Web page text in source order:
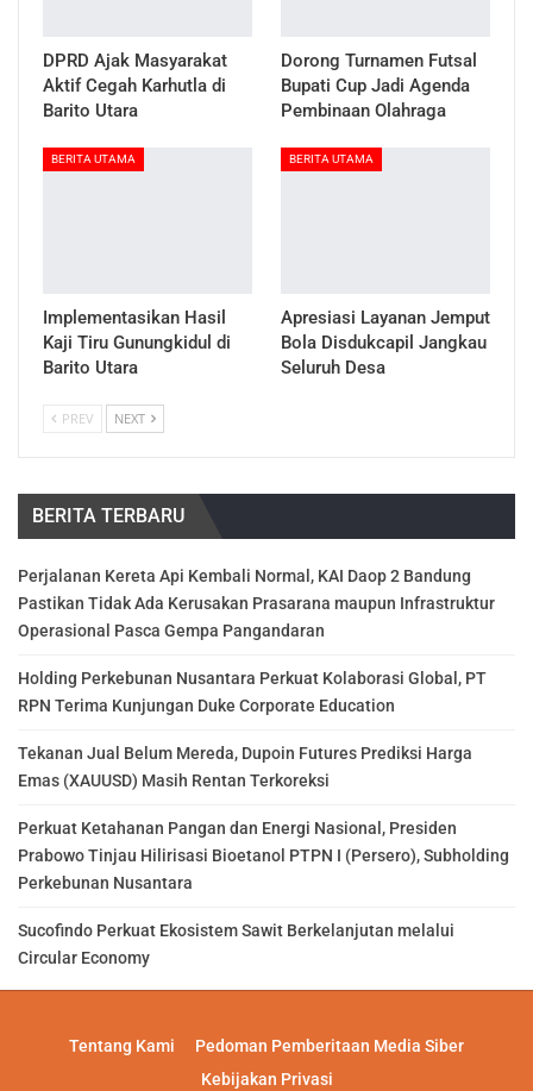
DPRD Ajak Masyarakat
Aktif Cegah Karhutla di
Barito Utara
Dorong Turnamen Futsal
Bupati Cup Jadi Agenda
Pembinaan Olahraga
BERITA UTAMA
Implementasikan Hasil
Kaji Tiru Gunungkidul di
Barito Utara
BERITA UTAMA
Apresiasi Layanan Jemput
Bola Disdukcapil Jangkau
Seluruh Desa
PREV NEXT
BERITA TERBARU
Perjalanan Kereta Api Kembali Normal, KAI Daop 2 Bandung
Pastikan Tidak Ada Kerusakan Prasarana maupun Infrastruktur
Operasional Pasca Gempa Pangandaran
Holding Perkebunan Nusantara Perkuat Kolaborasi Global, PT
RPN Terima Kunjungan Duke Corporate Education
Tekanan Jual Belum Mereda, Dupoin Futures Prediksi Harga
Emas (XAUUSD) Masih Rentan Terkoreksi
Perkuat Ketahanan Pangan dan Energi Nasional, Presiden
Prabowo Tinjau Hilirisasi Bioetanol PTPN I (Persero), Subholding
Perkebunan Nusantara
Sucofindo Perkuat Ekosistem Sawit Berkelanjutan melalui
Circular Economy
Tentang Kami
Pedoman Pemberitaan Media Siber
Kebijakan Privasi